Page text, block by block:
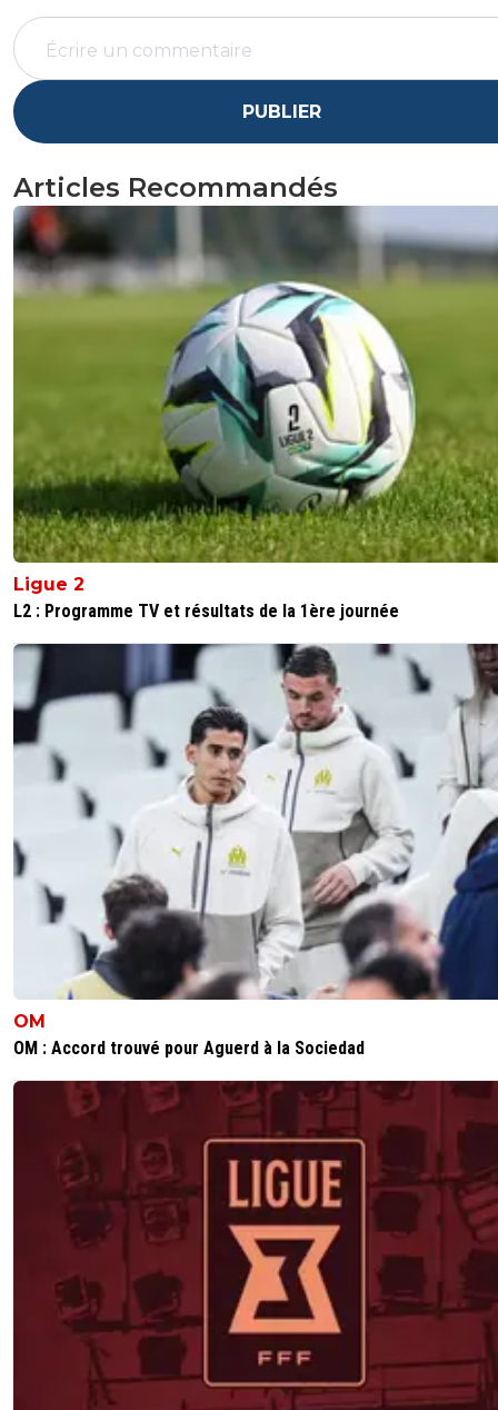
PUBLIER
Articles Recommandés
Ligue 2
L2 : Programme TV et résultats de la 1ère journée
OM
OM : Accord trouvé pour Aguerd à la Sociedad